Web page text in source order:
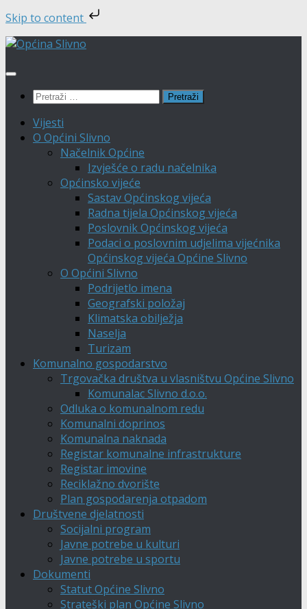
Skip to content
Skip
content
Pretraži:
Vijesti
O Općini Slivno
Načelnik Općine
Izvješće o radu načelnika
Općinsko vijeće
Sastav Općinskog vijeća
Radna tijela Općinskog vijeća
Poslovnik Općinskog vijeća
Podaci o poslovnim udjelima vijećnika
Općinskog vijeća Općine Slivno
O Općini Slivno
Podrijetlo imena
Geografski položaj
Klimatska obilježja
Naselja
Turizam
Komunalno gospodarstvo
Trgovačka društva u vlasništvu Općine Slivno
Komunalac Slivno d.o.o.
Odluka o komunalnom redu
Komunalni doprinos
Komunalna naknada
Registar komunalne infrastrukture
Registar imovine
Reciklažno dvorište
Plan gospodarenja otpadom
Društvene djelatnosti
Socijalni program
Javne potrebe u kulturi
Javne potrebe u sportu
Dokumenti
Statut Općine Slivno
Strateški plan Općine Slivno